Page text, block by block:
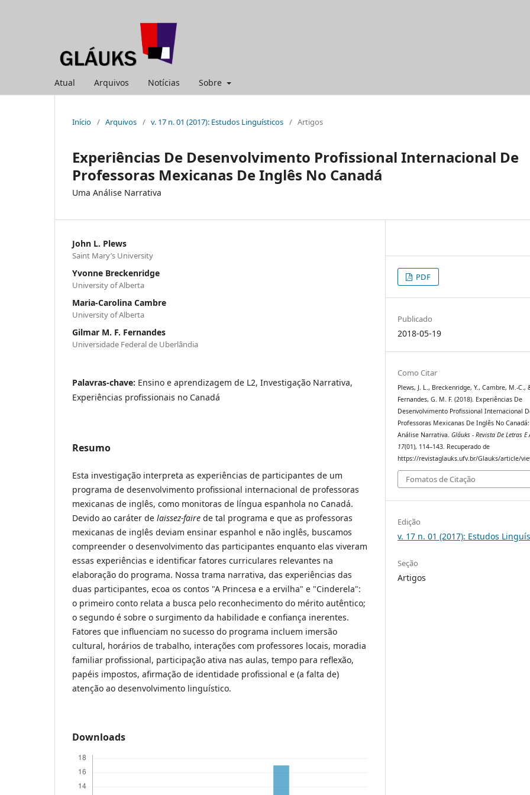
Atual Arquivos Notícias Sobre
Início / Arquivos / v. 17 n. 01 (2017): Estudos Linguísticos / Artigos
Experiências De Desenvolvimento Profissional Internacional De
Professoras Mexicanas De Inglês No Canadá
Uma Análise Narrativa
John L. Plews
Saint Mary’s University
Yvonne Breckenridge
University of Alberta
Maria-Carolina Cambre
University of Alberta
Gilmar M. F. Fernandes
Universidade Federal de Uberlândia
Palavras-chave: Ensino e aprendizagem de L2, Investigação Narrativa,
Experiências profissionais no Canadá
Resumo
Esta investigação interpreta as experiências de participantes de um
programa de desenvolvimento profissional internacional de professoras
mexicanas de inglês, como monitoras de língua espanhola no Canadá.
Devido ao caráter de laissez-faire de tal programa e que as professoras
mexicanas de inglês deviam ensinar espanhol e não inglês, buscamos
compreender o desenvolvimento das participantes enquanto elas viveram
essas experiências e identificar fatores curriculares relevantes na
elaboração do programa. Nossa trama narrativa, das experiências das
duas participantes, ecoa os contos "A Princesa e a ervilha" e "Cinderela":
o primeiro conto relata a busca pelo reconhecimento do mérito autêntico;
o segundo é sobre o surgimento da habilidade e confiança inerentes.
Fatores que influenciam no sucesso do programa incluem imersão
cultural, horários de trabalho, interações com professores locais, moradia
familiar profissional, participação ativa nas aulas, tempo para reflexão,
papéis impostos, afirmação de identidade profissional e (a falta de)
atenção ao desenvolvimento linguístico.
Downloads
PDF
Publicado
2018-05-19
Como Citar
Plews, J. L., Breckenridge, Y., Cambre, M.-C.,
Fernandes, G. M. F. (2018). Experiências De
Desenvolvimento Profissional Internacional
Professoras Mexicanas De Inglês No
Análise Narrativa.Gláuks - Revista De Letras E
17(01), 114–143. Recuperado de
https://revistaglauks.ufv.br/Glauks/article/
Fomatos de Citação
Edição
v. 17 n. 01 (2017): Estudos
Seção
Artigos